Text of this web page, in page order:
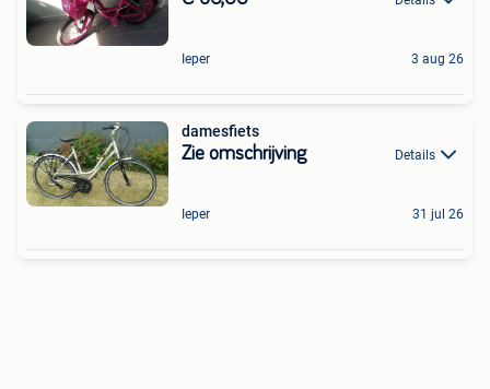
Ieper 3 aug 26
damesfiets
Zie omschrijving Details
Ieper 31 jul 26